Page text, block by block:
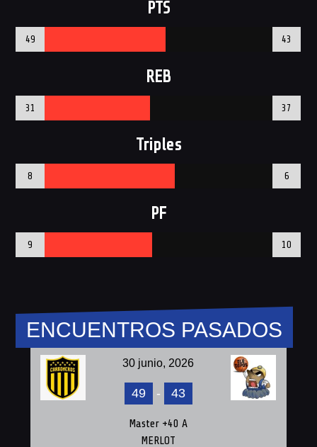
PTS
49 43
REB
31 37
Triples
8 6
PF
9 10
ENCUENTROS PASADOS
30 junio, 2026
49 - 43
Master +40 A
MERLOT